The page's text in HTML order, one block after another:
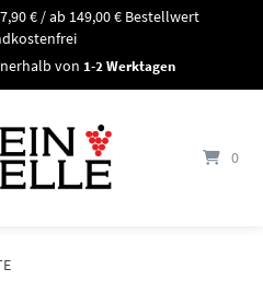
€ / ab 149,00 € Bestellwert
von 1-2 Werktagen
0